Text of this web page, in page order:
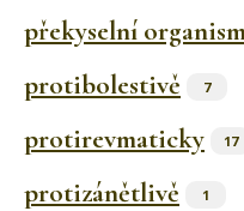
překyselní
protibolestivě 7
protirevmaticky 17
protizánětlivě 1